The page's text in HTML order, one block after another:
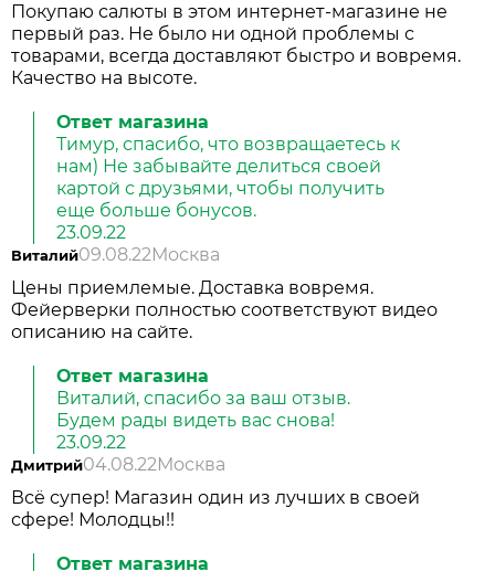
Покупаю салюты в этом интернет-магазине не
первый раз. Не было ни одной проблемы с
товарами, всегда доставляют быстро и вовремя.
Качество на высоте.
Ответ магазина
Тимур, спасибо, что возвращаетесь к
нам) Не забывайте делиться своей
картой с друзьями, чтобы получить
еще больше бонусов.
23.09.22
Виталий09.08.22Москва
Цены приемлемые. Доставка вовремя.
Фейерверки полностью соответствуют видео
описанию на сайте.
Ответ магазина
Виталий, спасибо за ваш отзыв.
Будем рады видеть вас снова!
23.09.22
Дмитрий04.08.22Москва
Всё супер! Магазин один из лучших в своей
сфере! Молодцы!!
Ответ магазина